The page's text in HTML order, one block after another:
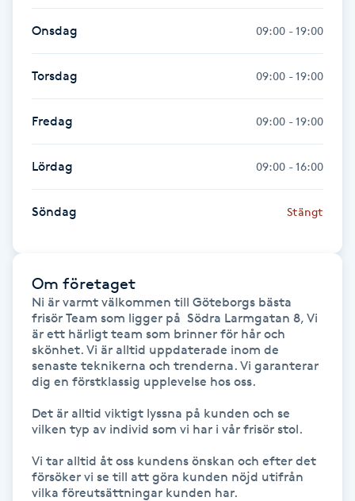
Hudföryngring
Huduppstramning
Hudvård
Hypnos
Hårborttagning
Hårbottenbehandling
Hårförlängning
Hårvård
Hälsa
Onsdag 09:00 - 19:00
Torsdag 09:00 - 19:00
Fredag 09:00 - 19:00
Lördag 09:00 - 16:00
Söndag Stängt
Om företaget
Ni är varmt välkommen till Göteborgs bästa
frisör Team som ligger på  Södra Larmgatan 8, Vi
är ett härligt team som brinner för hår och
skönhet. Vi är alltid uppdaterade inom de
senaste teknikerna och trenderna. Vi garanterar
dig en förstklassig upplevelse hos oss.
Det är alltid viktigt lyssna på kunden och se
vilken typ av individ som vi har i vår frisör stol.
Vi tar alltid åt oss kundens önskan och efter det
försöker vi se till att göra kunden nöjd utifrån
vilka föreutsättningar kunden har.